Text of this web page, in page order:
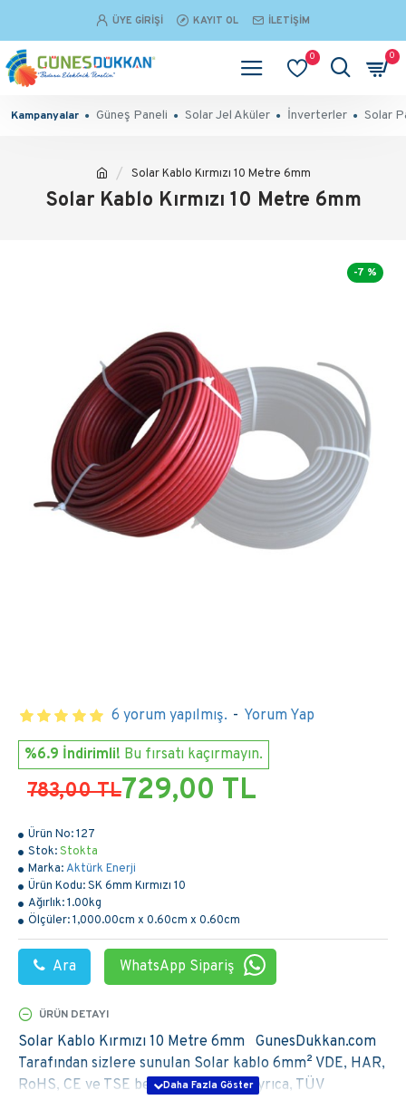
ÜYE GIRIŞI KAYIT OL İLETIŞIM
0 0
Kampanyalar Güneş Paneli Solar Jel Aküler İnverterler Solar
Solar Kablo Kırmızı 10 Metre 6mm
Solar Kablo Kırmızı 10 Metre 6mm
-7 %
Ürün No:127
Stok:Stokta
Marka:Aktürk Enerji
Ürün Kodu:SK 6mm Kırmızı 10
Ağırlık:1.00kg
Ölçüler:1,000.00cm x 0.60cm x 0.60cm
Ara WhatsApp Sipariş
6 yorum yapılmış. - Yorum Yap
%6.9 İndirimli! Bu fırsatı kaçırmayın.
783,00 TL729,00 TL
ÜRÜN DETAYI
Solar Kablo Kırmızı 10 Metre 6mm GunesDukkan.com
Tarafından sizlere sunulan Solar kablo 6mm² VDE, HAR,
RoHS, CE ve TSE belgelerine sahip ayrıca, TÜV